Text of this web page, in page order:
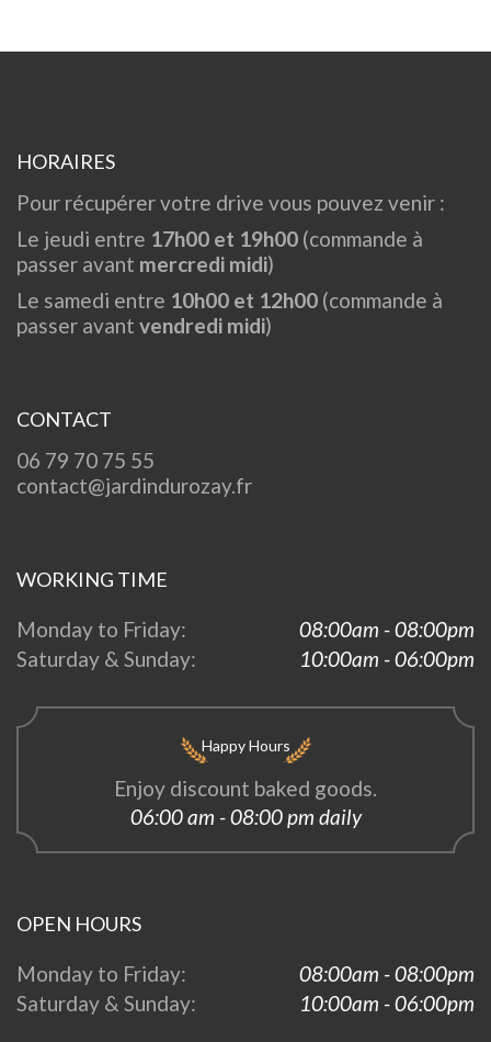
HORAIRES
Pour récupérer votre drive vous pouvez venir :
Le jeudi entre 17h00 et 19h00 (commande à
passer avant mercredi midi)
Le samedi entre 10h00 et 12h00 (commande à
passer avant vendredi midi)
CONTACT
06 79 70 75 55
contact@jardindurozay.fr
WORKING TIME
Monday to Friday:
08:00am - 08:00pm
Saturday & Sunday:
10:00am - 06:00pm
Happy Hours
Enjoy discount baked goods.
06:00 am - 08:00 pm daily
OPEN HOURS
Monday to Friday:
08:00am - 08:00pm
Saturday & Sunday:
10:00am - 06:00pm